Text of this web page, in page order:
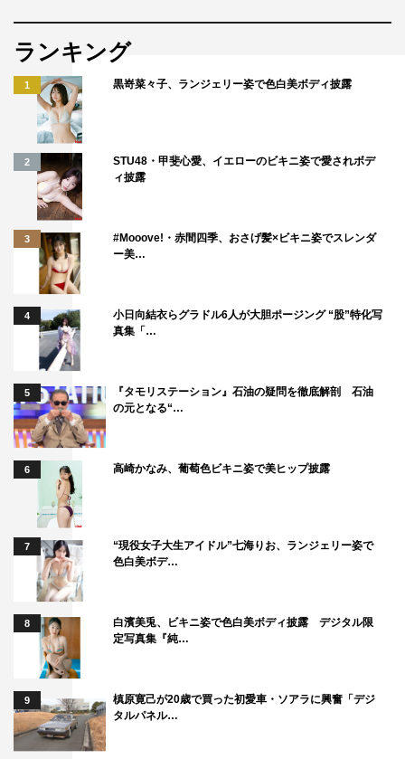
ランキング
1 黒嵜菜々子、ランジェリー姿で色白美ボディ披露
2
STU48・甲斐心愛、イエローのビキニ姿で愛されボデ
ィ披露
3
#Mooove!・赤間四季、おさげ髪×ビキニ姿でスレンダ
ー美…
4
小日向結衣らグラドル6人が大胆ポージング “股”特化写
真集「…
5
『タモリステーション』石油の疑問を徹底解剖 石油
の元となる“…
6 高崎かなみ、葡萄色ビキニ姿で美ヒップ披露
7
“現役女子大生アイドル”七海りお、ランジェリー姿で
色白美ボデ…
8
白濱美兎、ビキニ姿で色白美ボディ披露 デジタル限
定写真集『純…
9
槙原寛己が20歳で買った初愛車・ソアラに興奮「デジ
タルパネル…